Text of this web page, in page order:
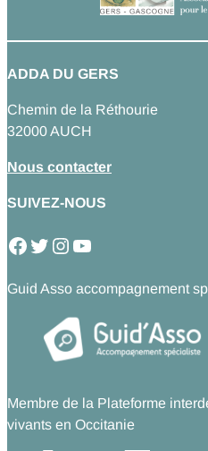
ADDA DU GERS
Chemin de la Réthourie
32000 AUCH
Nous contacter
SUIVEZ-NOUS
Facebook Twitter Instagram YouTube
Guid Asso accompagnement
Membre de la Plateforme
vivants en Occitanie